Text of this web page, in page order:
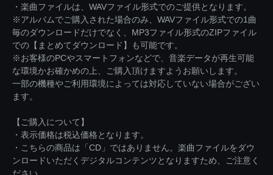
・楽曲ファイルは、WAVファイル形式でのご提供となります。
※アルバムでご購入された場合のみ、WAVファイル形式での1曲
毎のダウンロードだけでなく、MP3ファイル形式のZIPファイル
での【まとめてダウンロード】も可能です。
※お客様のPCやスマートフォンなどで、音楽データが再生可能
な環境かお確かめの上、ご購入頂けますようお願いします。
一部の機種やご利用環境によっては対応していない場合がござい
ます。
【ご購入について】
・表示価格は税込価格となります。
・こちらの商品は「CD」ではありません。楽曲ファイルをダウ
ンロードいただくデジタルコンテンツとなりますため、ご注意く